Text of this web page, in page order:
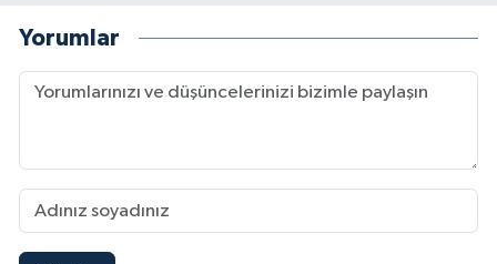
Yorumlar